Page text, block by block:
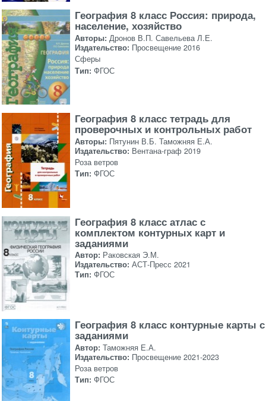
География 8 класс Россия: природа,
население, хозяйство
Авторы: Дронов В.П. Савельева Л.Е.
Издательство: Просвещение 2016
Сферы
Тип: ФГОС
География 8 класс тетрадь для
проверочных и контрольных работ
Авторы: Пятунин В.Б. Таможняя Е.А.
Издательство: Вентана-граф 2019
Роза ветров
Тип: ФГОС
География 8 класс атлас с
комплектом контурных карт и
заданиями
Автор: Раковская Э.М.
Издательство: АСТ-Пресс 2021
Тип: ФГОС
География 8 класс контурные карты с
заданиями
Автор: Таможняя Е.А.
Издательство: Просвещение 2021-2023
Роза ветров
Тип: ФГОС